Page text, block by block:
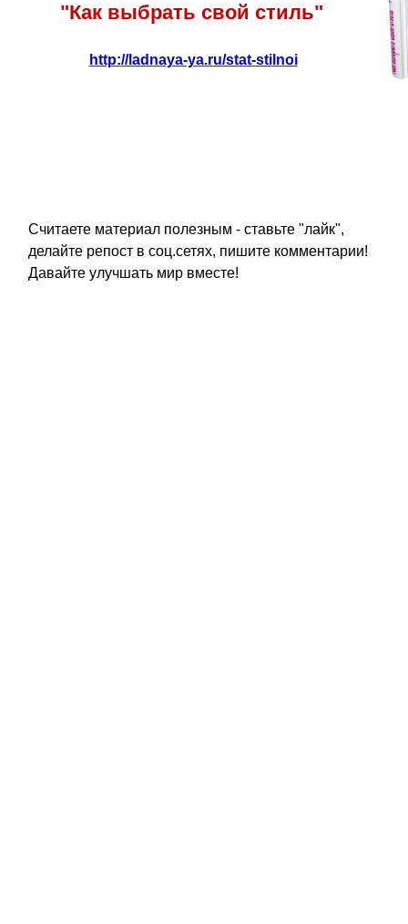
"Как выбрать свой стиль"
http://ladnaya-ya.ru/stat-stilnoi
Считаете материал полезным - ставьте "лайк",
делайте репост в соц.сетях, пишите комментарии!
Давайте улучшать мир вместе!